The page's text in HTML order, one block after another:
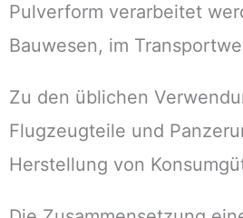
Pulverform verarbeitet
Bauwesen, im
Zu den üblichen
Flugzeugteile und
Herstellung von